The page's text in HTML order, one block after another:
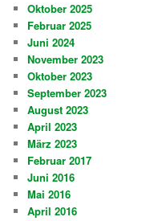
Oktober 2025
Februar 2025
Juni 2024
November 2023
Oktober 2023
September 2023
August 2023
April 2023
März 2023
Februar 2017
Juni 2016
Mai 2016
April 2016